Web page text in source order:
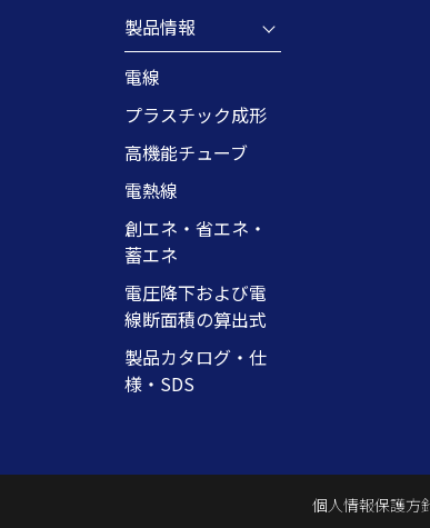
製品情報
電線
プラスチック成形
高機能チューブ
電熱線
創エネ・省エネ・
蓄エネ
電圧降下および電
線断面積の算出式
製品カタログ・仕
様・SDS
個人情報保護方